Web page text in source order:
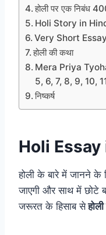
होली पर एक निबंध
Holi Story in
Very Short
होली की कथा
Mera Priya
5, 6, 7, 8, 9, 10,
निष्कर्ष
Holi
होली के बारे में जानने के
जाएगी और साथ में छोटे
जरूरत के हिसाब सेहोली